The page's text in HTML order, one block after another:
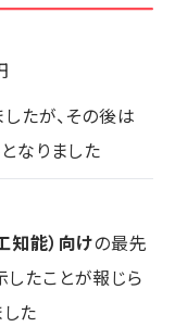
たが、その後は
なりました
知能）向けの最先
したことが報じら
た